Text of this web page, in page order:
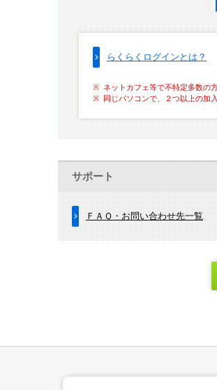
らくらくログインとは？
ネットカフェ等で不特定多数の
同じパソコンで、２つ以上の加
サポート
ＦＡＱ・お問い合わせ先一覧